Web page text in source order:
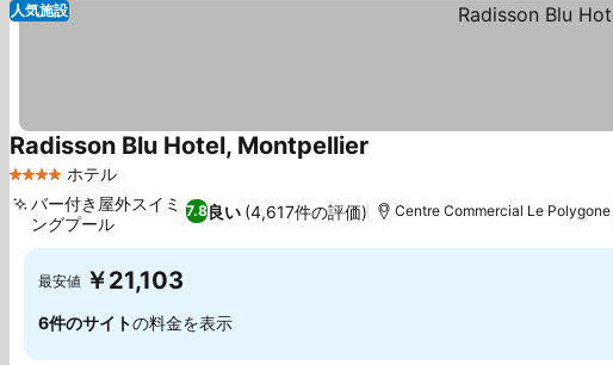
人気施設
4 ホテルのランク
ホテル
Radisson Blu Hotel, Montpellier
7.8良い (4,617件の評価)
バー付き屋外スイミ
ングプール
Centre Commercial Le
最安値 ￥21,103
6件のサイトの料金を表示